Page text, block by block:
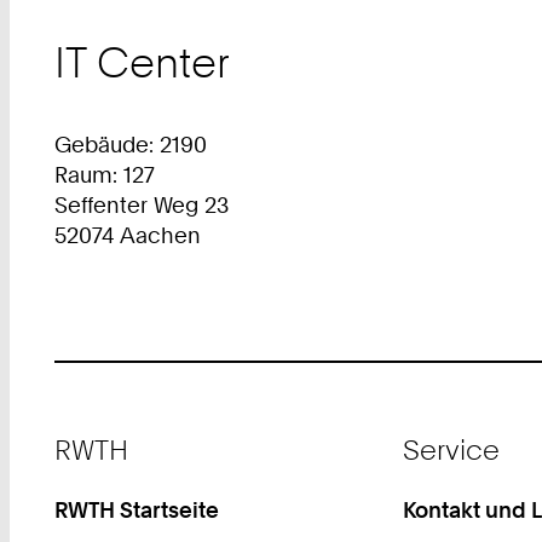
IT Center
Gebäude: 2190
Raum: 127
Seffenter Weg 23
52074 Aachen
RWTH
RWTH Startseite
Service
Kontakt und